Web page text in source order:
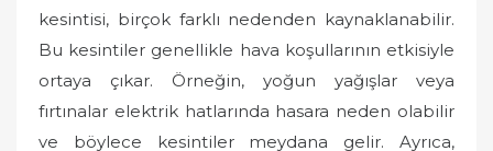
kesintisi, birçok farklı nedenden kaynaklanabilir.
Bu kesintiler genellikle hava koşullarının etkisiyle
ortaya çıkar. Örneğin, yoğun yağışlar veya
fırtınalar elektrik hatlarında hasara neden olabilir
ve böylece kesintiler meydana gelir. Ayrıca,